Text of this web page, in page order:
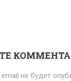
не будет